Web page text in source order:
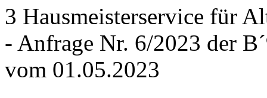
3 Hausmeisterservice für
- Anfrage Nr. 6/2023 der
vom 01.05.2023